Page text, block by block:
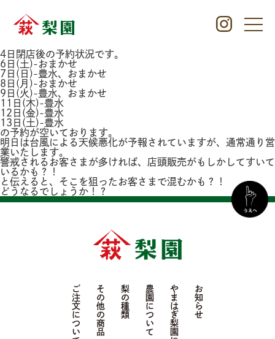
4日閉店後の予約状況です。
6日(土)-おまかせ
7日(日)-豊水、おまかせ
8日(月)-おまかせ
9日(火)-豊水、おまかせ
11日(木)-豊水
12日(金)-豊水
13日(土)-豊水
の予約が空いております。
明日は台風による天候悪化が予報されていますが、通常通り営
業いたします。
警戒されるお客さまが多ければ、店頭販売がもしかしてすいて
いるかも？！
と伝えると、そこを狙ったお客さまで混むかも？！
どうなるでしょうか！？
お知らせ
農園について
梨の種類
その他の商品
ご注文について